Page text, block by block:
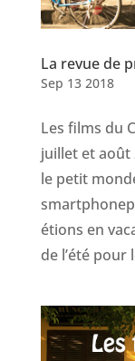
La revue de
Sep 13 2018
Les films du
juillet et août
le petit
étions en
de l’été pour